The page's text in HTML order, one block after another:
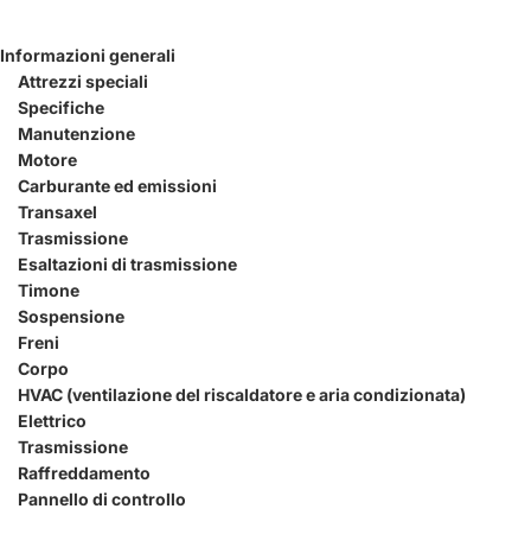
Informazioni generali
Attrezzi speciali
Specifiche
Manutenzione
Motore
Carburante ed emissioni
Transaxel
Trasmissione
Esaltazioni di trasmissione
Timone
Sospensione
Freni
Corpo
HVAC (ventilazione del riscaldatore e aria condizionata)
Elettrico
Trasmissione
Raffreddamento
Pannello di controllo